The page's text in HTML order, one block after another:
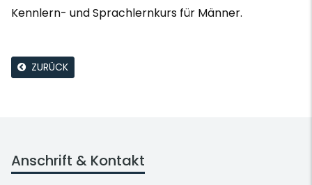
Kennlern- und Sprachlernkurs für Männer.
ZURÜCK
Anschrift & Kontakt